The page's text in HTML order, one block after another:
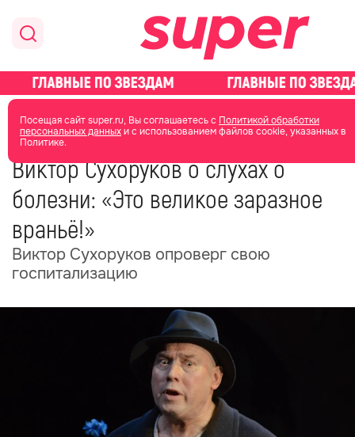
Посещая сайт super.ru, Вы соглашаетесь с Политикой обработки
персональных данныхи с использованием файлов cookie, указанных в
Политике.
главная общество
18 октября 2025
Виктор Сухоруков о слухах о
болезни: «Это великое заразное
враньё!»
Виктор Сухоруков опроверг свою
госпитализацию